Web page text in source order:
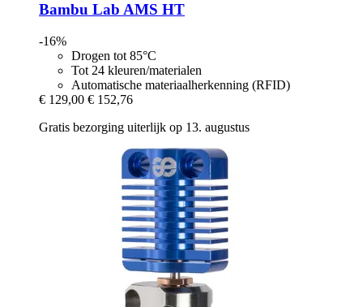
Bambu Lab AMS HT
-16%
Drogen tot 85°C
Tot 24 kleuren/materialen
Automatische materiaalherkenning (RFID)
€ 129,00 € 152,76
Gratis bezorging uiterlijk op 13. augustus